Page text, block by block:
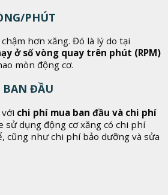
PHÚT
hơn xăng. Đó là lý do tại
ở số vòng quay trên phút (RPM)
mòn động cơ.
BAN ĐẦU
chi phí mua ban đầu và chi phí
sử dụng động cơ xăng có chi phí
cũng như chi phí bảo dưỡng và sửa